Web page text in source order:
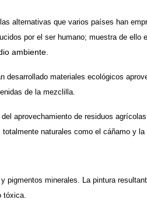
alternativas que varios países han
por el ser humano; muestra de ello
ambiente.
desarrollado materiales ecológicos
de la mezclilla.
aprovechamiento de residuos
naturales como el cáñamo y
pigmentos minerales. La pintura
tóxica.